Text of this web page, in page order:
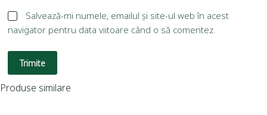
Salvează-mi numele, emailul și site-ul web în acest
navigator pentru data viitoare când o să comentez.
Trimite
Produse similare